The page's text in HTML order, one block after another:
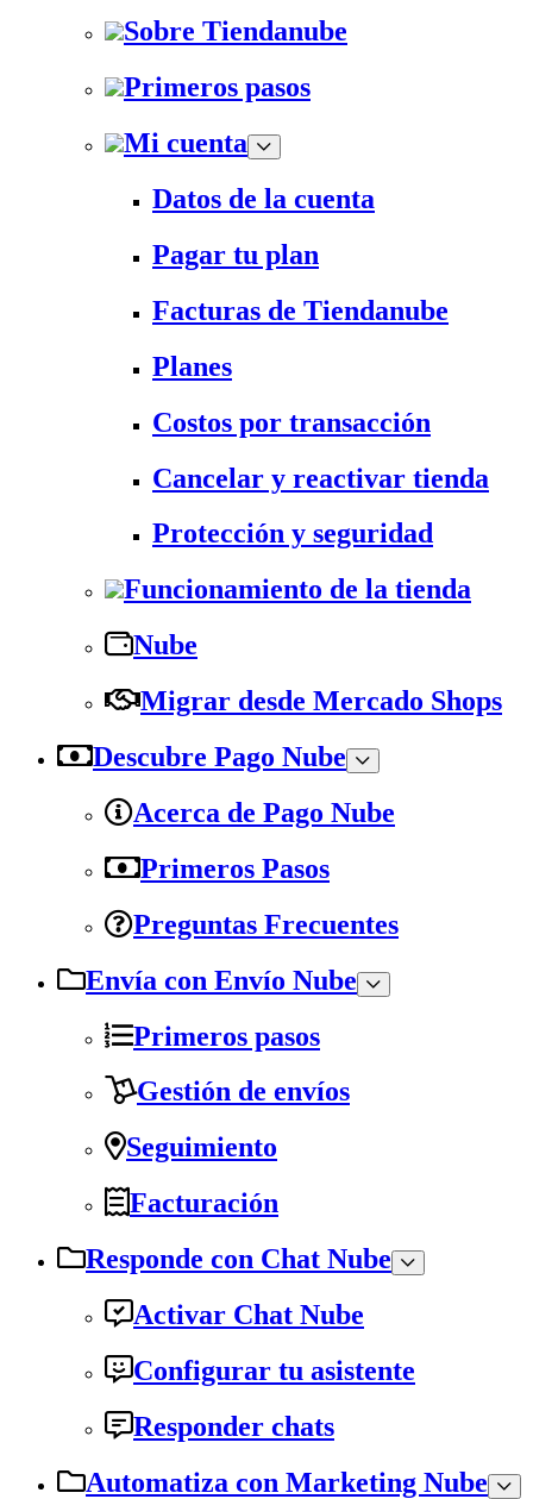
Sobre Tiendanube
Primeros pasos
Mi cuenta
Datos de la cuenta
Pagar tu plan
Facturas de Tiendanube
Planes
Costos por transacción
Cancelar y reactivar tienda
Protección y seguridad
Funcionamiento de la tienda
Nube
Migrar desde Mercado Shops
Descubre Pago Nube
Acerca de Pago Nube
Primeros Pasos
Preguntas Frecuentes
Envía con Envío Nube
Primeros pasos
Gestión de envíos
Seguimiento
Facturación
Responde con Chat Nube
Activar Chat Nube
Configurar tu asistente
Responder chats
Automatiza con Marketing Nube